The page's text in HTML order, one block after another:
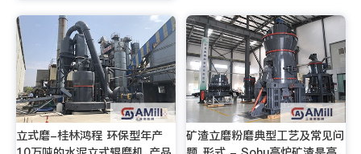
立式磨-桂林鸿程 环保型年产
矿渣立磨粉磨典型工艺及常见问